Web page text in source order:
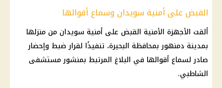
القبض على أمنية سويدان وسماع أقوالها
ألقت الأجهزة الأمنية القبض على أمنية سويدان من منزلها
بمدينة دمنهور بمحافظة البحيرة، تنفيذًا لقرار ضبط وإحضار
صادر لسماع أقوالها في البلاغ المرتبط بمنشور مستشفى
الشاطبي.